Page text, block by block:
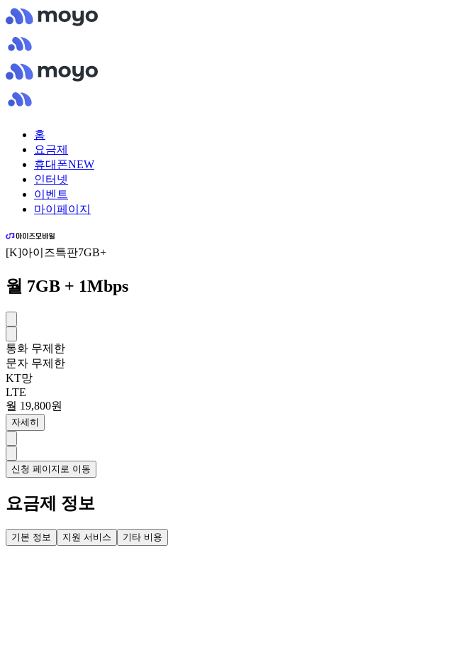
홈
요금제
휴대폰NEW
인터넷
이벤트
마이페이지
[K]아이즈특판7GB+
월 7GB + 1Mbps
통화 무제한
문자 무제한
KT망
LTE
월 19,800원
자세히
신청 페이지로 이동
요금제 정보
기본 정보 지원 서비스 기타 비용